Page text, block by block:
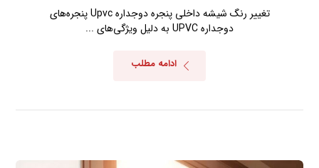
تغییر رنگ شیشه داخلی پنجره دوجداره Upvc پنجره‌های
دوجداره UPVC به دلیل ویژگی‌های ...
ادامه مطلب